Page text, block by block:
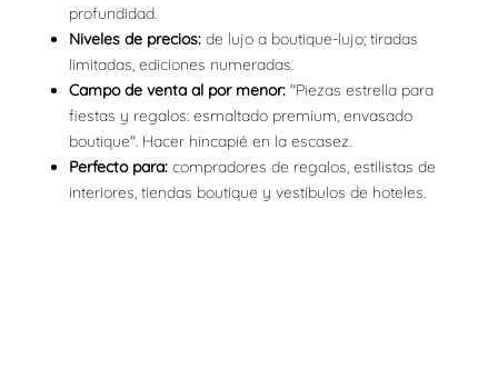
profundidad.
Niveles de precios: de lujo a boutique-lujo; tiradas
limitadas, ediciones numeradas.
Campo de venta al por menor: "Piezas estrella para
fiestas y regalos: esmaltado premium, envasado
boutique". Hacer hincapié en la escasez.
Perfecto para: compradores de regalos, estilistas de
interiores, tiendas boutique y vestíbulos de hoteles.